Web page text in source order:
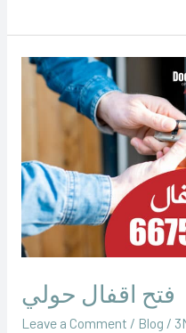
فتح اقفال حولي
Leave a Comment / Blog /
فتح
اقفال